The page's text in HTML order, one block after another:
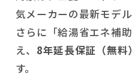
気メーカーの最新モデル
さらに「給湯省エネ補
え、 8年延長保証（無料）
す。